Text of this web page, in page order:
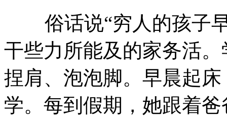
俗话说“穷人的孩子早
干些力所能及的家务活
捏肩、泡泡脚。早晨起
学。每到假期，她跟着